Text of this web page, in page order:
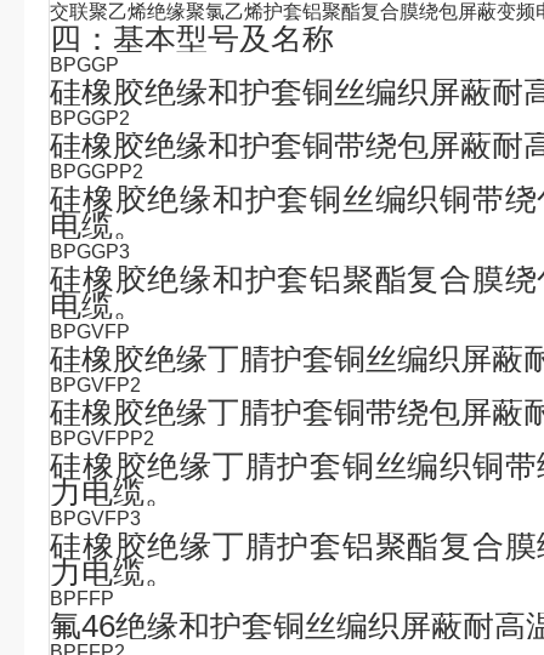
交联聚乙烯绝缘聚氯乙烯护套铝聚酯复合膜绕包屏蔽变频
四：基本型号及名称
BPGGP
硅橡胶绝缘和护套铜丝编织屏蔽耐
BPGGP2
硅橡胶绝缘和护套铜带绕包屏蔽耐
BPGGPP2
硅橡胶绝缘和护套铜丝编织铜带
电缆。
BPGGP3
硅橡胶绝缘和护套铝聚酯复合膜
电缆。
BPGVFP
硅橡胶绝缘丁腈护套铜丝编织屏蔽
BPGVFP2
硅橡胶绝缘丁腈护套铜带绕包屏蔽
BPGVFPP2
硅橡胶绝缘丁腈护套铜丝编织铜
力电缆。
BPGVFP3
硅橡胶绝缘丁腈护套铝聚酯复合
力电缆。
BPFFP
氟46绝缘和护套铜丝编织屏蔽耐高